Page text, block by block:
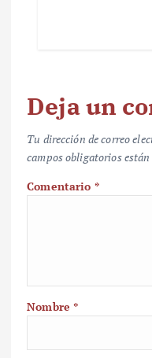
Deja un
Tu dirección de correo
campos obligatorios están
Comentario *
Nombre*